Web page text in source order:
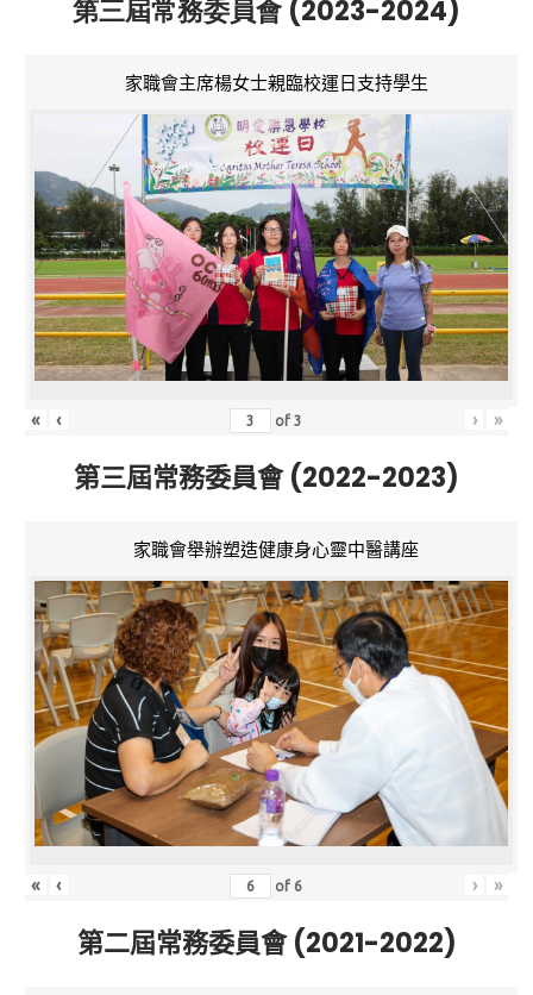
第三屆常務委員會 (2023-2024)
家職會主席楊女士親臨校運日支持學生
« ‹ of3 › »
第三屆常務委員會 (2022-2023)
家職會舉辦塑造健康身心靈中醫講座
« ‹ of 6 › »
第二屆常務委員會 (2021-2022)